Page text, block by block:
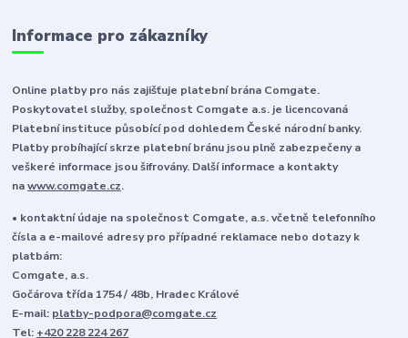
Informace pro zákazníky
Online platby pro nás zajišťuje platební brána Comgate.
Poskytovatel služby, společnost Comgate a.s. je licencovaná
Platební instituce působící pod dohledem České národní banky.
Platby probíhající skrze platební bránu jsou plně zabezpečeny a
veškeré informace jsou šifrovány. Další informace a kontakty
nawww.comgate.cz.
• kontaktní údaje na společnost Comgate, a.s. včetně telefonního
čísla a e-mailové adresy pro případné reklamace nebo dotazy k
platbám:
Comgate, a.s.
Gočárova třída 1754 / 48b, Hradec Králové
E-mail: platby-podpora@comgate.cz
Tel: +420 228 224 267